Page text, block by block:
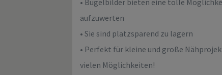
• Bügelbilder bieten eine tolle
aufzuwerten
• Sie sind platzsparend zu lagern
• Perfekt für kleine und große
vielen Möglichkeiten!